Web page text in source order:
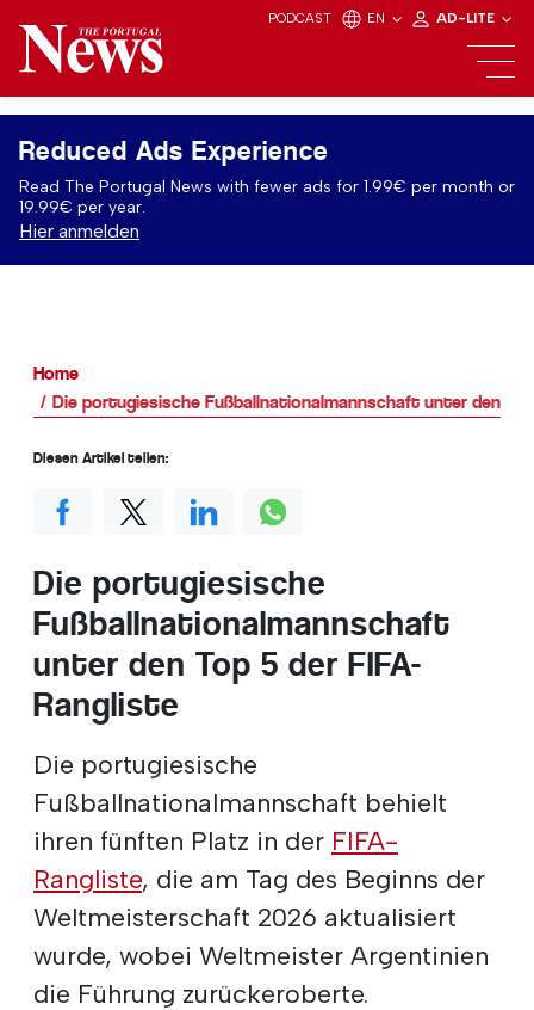
PODCAST EN AD-LITE
Reduced Ads Experience
Read The Portugal News with fewer ads for 1.99€ per month or
19.99€ per year.
Hier anmelden
Home
Die portugiesische Fußballnationalmannschaft unter den Top
Die portugiesische
Fußballnationalmannschaft
unter den Top 5 der FIFA-
Rangliste
Die portugiesische
Fußballnationalmannschaft behielt
ihren fünften Platz in der FIFA-
Rangliste, die am Tag des Beginns der
Weltmeisterschaft 2026 aktualisiert
wurde, wobei Weltmeister Argentinien
die Führung zurückeroberte.
Diesen Artikel teilen: